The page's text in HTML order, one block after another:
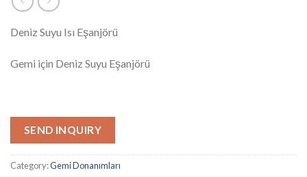
Deniz Suyu Isı Eşanjörü
Gemi için Deniz Suyu Eşanjörü
SEND INQUIRY
Category:Gemi Donanımları